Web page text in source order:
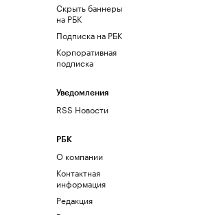
Скрыть баннеры
на РБК
Подписка на РБК
Корпоративная
подписка
Уведомления
RSS Новости
РБК
О компании
Контактная
информация
Редакция